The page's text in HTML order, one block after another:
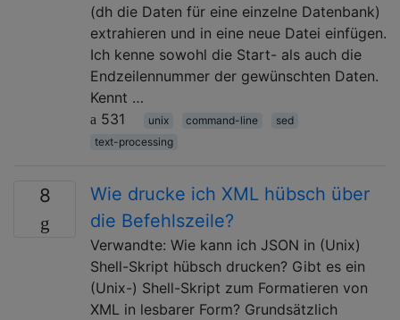
(dh die Daten für eine einzelne Datenbank)
extrahieren und in eine neue Datei einfügen.
Ich kenne sowohl die Start- als auch die
Endzeilennummer der gewünschten Daten.
Kennt …
531
unix command-line
sed
text-processing
8
Wie drucke ich XML hübsch über
die Befehlszeile?
Verwandte: Wie kann ich JSON in (Unix)
Shell-Skript hübsch drucken? Gibt es ein
(Unix-) Shell-Skript zum Formatieren von
XML in lesbarer Form? Grundsätzlich